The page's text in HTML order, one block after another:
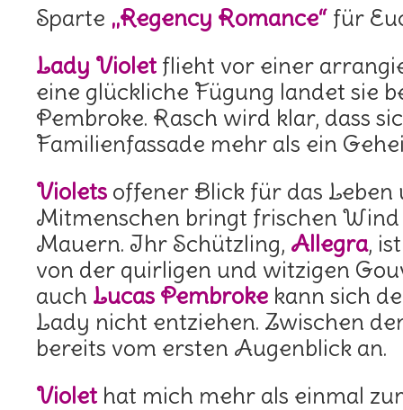
Sparte „Regency Romance“ für
Lady Violet flieht vor einer
eine glückliche Fügung landet sie
Pembroke. Rasch wird klar, dass
Familienfassade mehr als ein
Violets offener Blick für das Leben
Mitmenschen bringt frischen
Mauern. Ihr Schützling, Allegra,
von der quirligen und witzigen
auch Lucas Pembroke kann sich
Lady nicht entziehen. Zwischen
bereits vom ersten Augenblick an.
Violet hat mich mehr als einmal